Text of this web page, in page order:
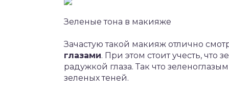
Зеленые тона в макияже
Зачастую такой макияж отлично
глазами. При этом стоит учесть, что
радужкой глаза. Так что
зеленых теней.